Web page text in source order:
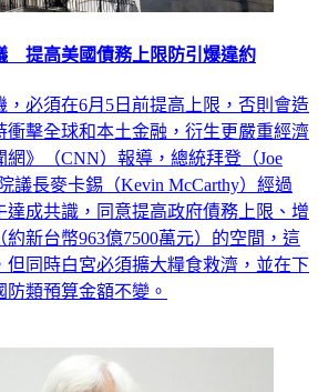
提高美國債務上限防引爆違約
必須在6月5日前提高上限，否則會造
衝擊全球和本土金融，衍生更嚴重經濟
》（CNN）報導，總統拜登（Joe
議長麥卡錫（Kevin McCarthy）經過
達成共識，同意提高政府債務上限、增
約新台幣963億7500萬元）的空間，這
但同時白宮必須擴大糧食救濟，並在下
類預算金額不變。